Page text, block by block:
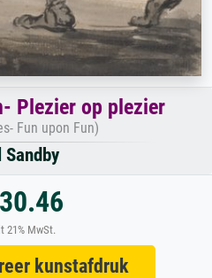
Plezier op plezier
Fun upon Fun)
Sandby
21% MwSt.
kunstafdruk